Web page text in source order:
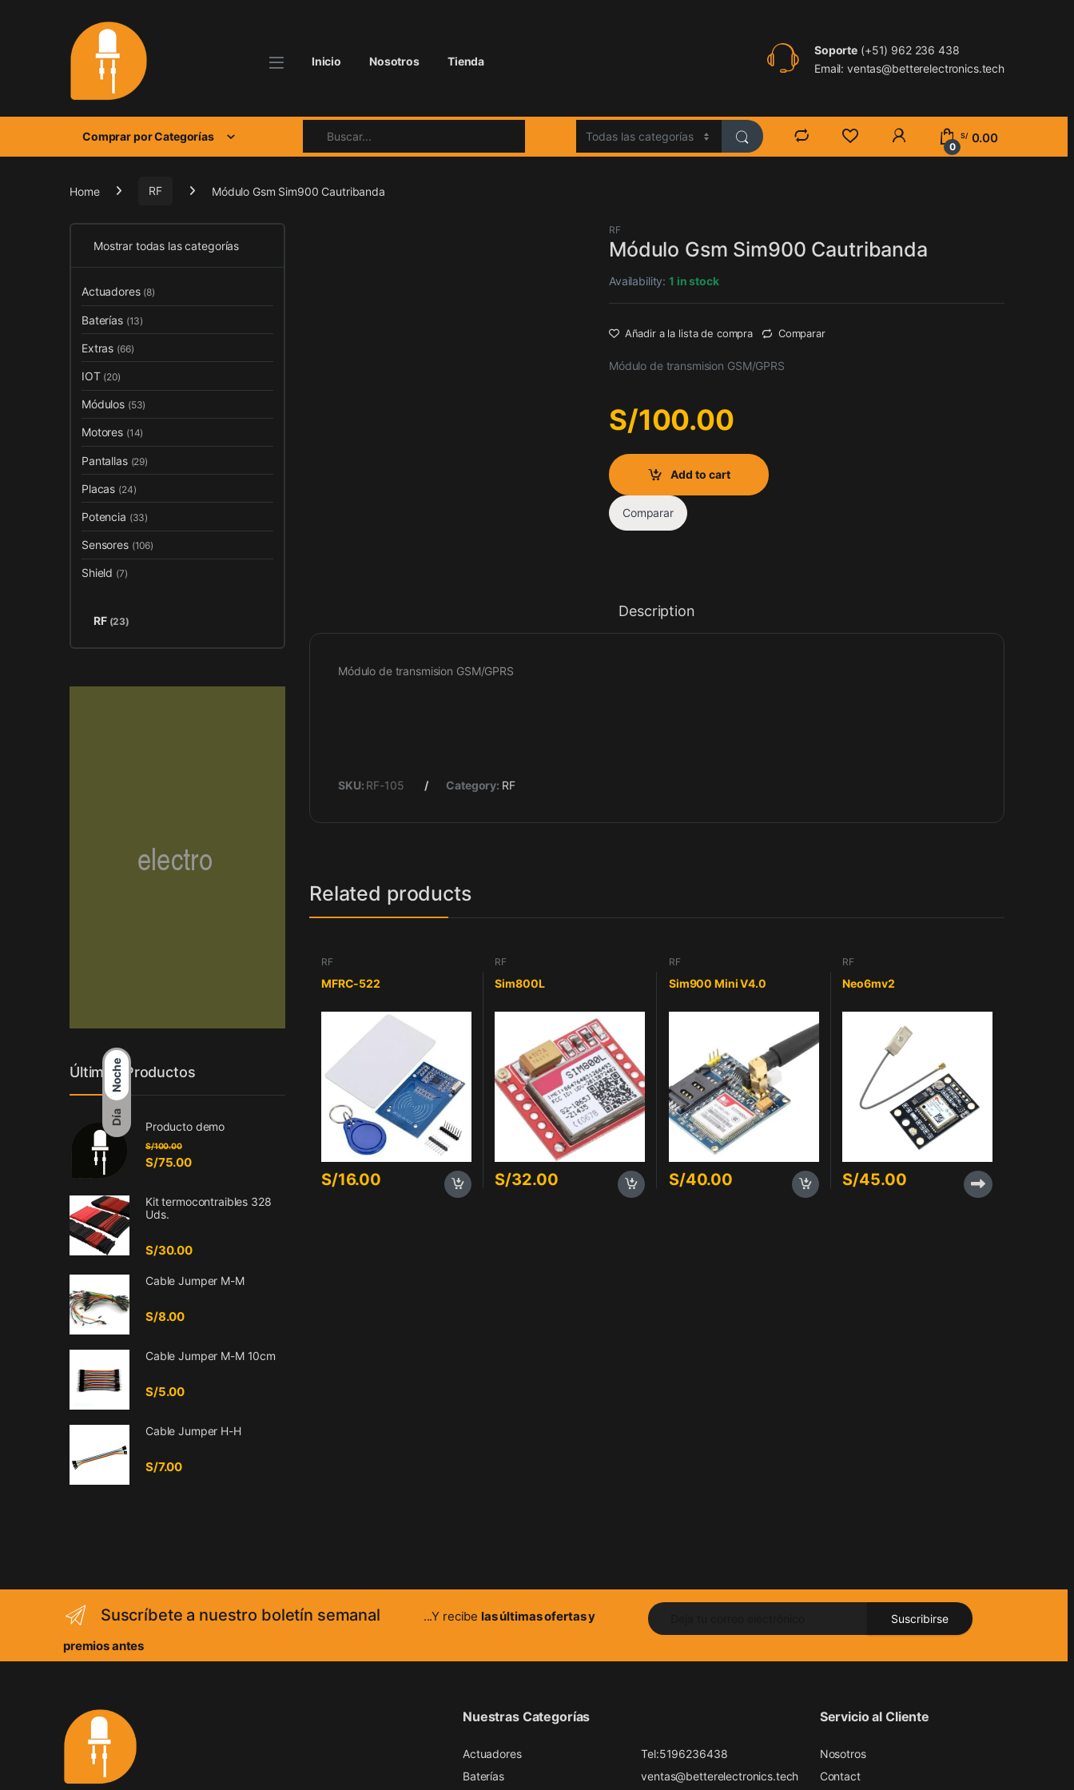
Noche
Día
Inicio Nosotros Tienda
Soporte (+51) 962 236 438
Email: ventas@betterelectronics.tech
Comprar por Categorías
0
S/ 0.00
Home RF Módulo Gsm Sim900 Cautribanda
RF
Módulo Gsm Sim900 Cautribanda
Availability:1 in stock
Añadir a la lista de compra Comparar
Módulo de transmision GSM/GPRS
S/100.00
Add to cart
Comparar
Description
Módulo de transmision GSM/GPRS
SKU: RF-105 Category: RF
Related products
RF
MFRC-522
S/16.00
RF
Sim800L
S/32.00
RF
Sim900 Mini V4.0
S/40.00
RF
Neo6mv2
S/45.00
Mostrar todas las categorías
Actuadores (8)
Baterías (13)
Extras (66)
IOT (20)
Módulos (53)
Motores (14)
Pantallas (29)
Placas (24)
Potencia (33)
Sensores (106)
Shield (7)
RF (23)
Últimos Productos
Producto demo
S/75.00
S/100.00
Kit termocontraibles 328
Uds.
S/30.00
Cable Jumper M-M
S/8.00
Cable Jumper M-M 10cm
S/5.00
Cable Jumper H-H
S/7.00
Suscríbete a nuestro boletín semanal ...Y recibelas últimas ofertas y
premios antes
Suscribirse
Nuestras Categorías
Actuadores
Baterías
Tel:5196236438
ventas@betterelectronics.tech
Servicio al Cliente
Nosotros
Contact